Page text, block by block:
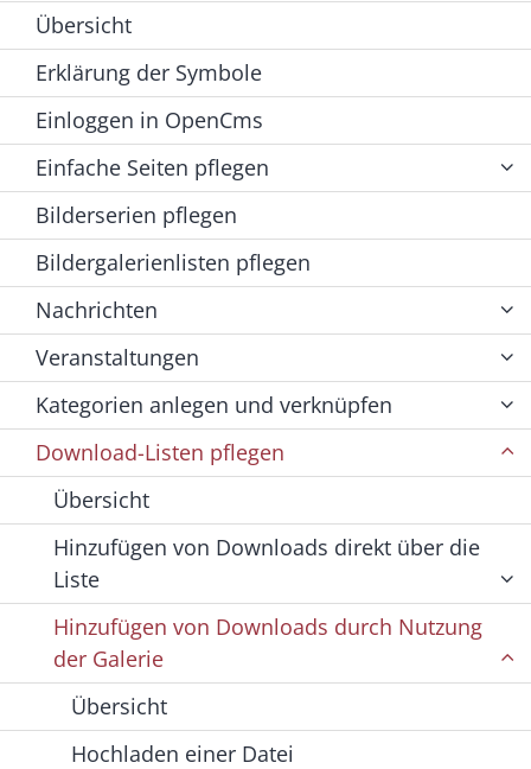
Übersicht
Erklärung der Symbole
Einloggen in OpenCms
Einfache Seiten pflegen
Bilderserien pflegen
Bildergalerienlisten pflegen
Nachrichten
Veranstaltungen
Kategorien anlegen und verknüpfen
Download-Listen pflegen
Übersicht
Hinzufügen von Downloads direkt über die
Liste
Hinzufügen von Downloads durch Nutzung
der Galerie
Übersicht
Hochladen einer Datei